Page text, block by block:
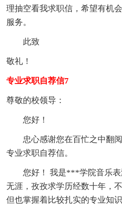
理抽空看我求职信，希望有机
服务。
此致
敬礼！
专业求职自荐信7
尊敬的校领导：
您好！
忠心感谢您在百忙之中翻阅
专业求职自荐信。
您好！ 我是***学院音乐表
无涯，孜孜求学历经数十年，
但也掌握着比较扎实的专业知